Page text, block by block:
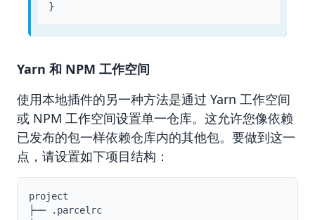
}
Yarn 和 NPM 工作空间
使用本地插件的另一种方法是通过 Yarn 工作空间
或 NPM 工作空间设置单一仓库。这允许您像依赖
已发布的包一样依赖仓库内的其他包。要做到这一
点，请设置如下项目结构：
project
├── .parcelrc